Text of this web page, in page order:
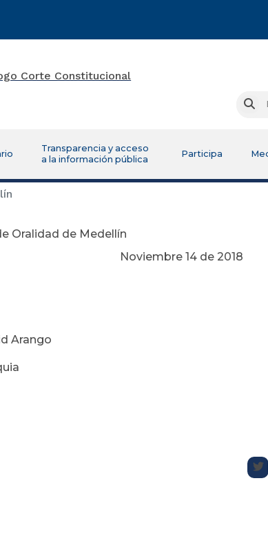
Transparencia y acceso
a la información pública
Participa
Oralidad de Medellín
14 de 2018
Arango